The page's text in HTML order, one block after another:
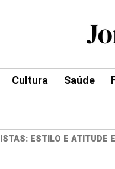
Cultura Saúde
ESTILO E ATITUDE